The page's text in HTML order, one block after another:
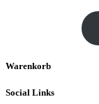
Warenkorb
Social Links